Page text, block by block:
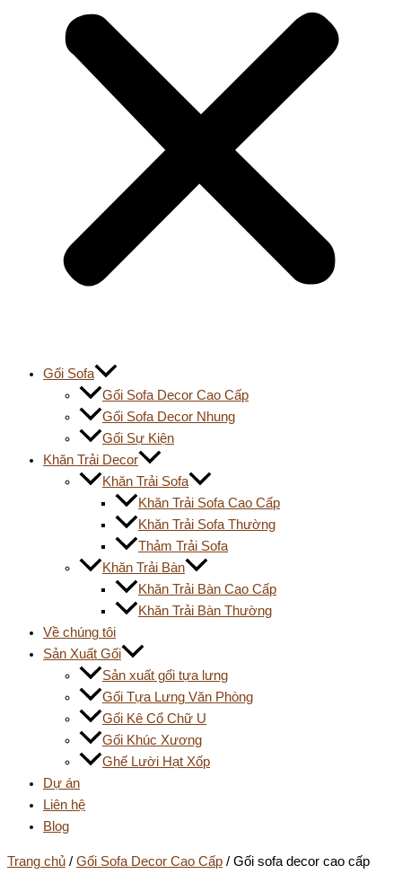
Gối Sofa
Gối Sofa Decor Cao Cấp
Gối Sofa Decor Nhung
Gối Sự Kiện
Khăn Trải Decor
Khăn Trải Sofa
Khăn Trải Sofa Cao Cấp
Khăn Trải Sofa Thường
Thảm Trải Sofa
Khăn Trải Bàn
Khăn Trải Bàn Cao Cấp
Khăn Trải Bàn Thường
Về chúng tôi
Sản Xuất Gối
Sản xuất gối tựa lưng
Gối Tựa Lưng Văn Phòng
Gối Kê Cổ Chữ U
Gối Khúc Xương
Ghế Lười Hạt Xốp
Dự án
Liên hệ
Blog
Trang chủ / Gối Sofa Decor Cao Cấp / Gối sofa decor cao cấp